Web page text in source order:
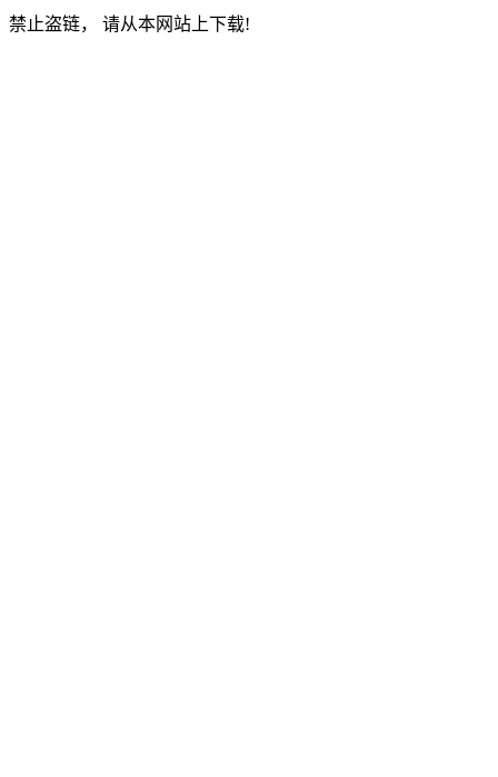
禁止盗链， 请从本网站上下载!